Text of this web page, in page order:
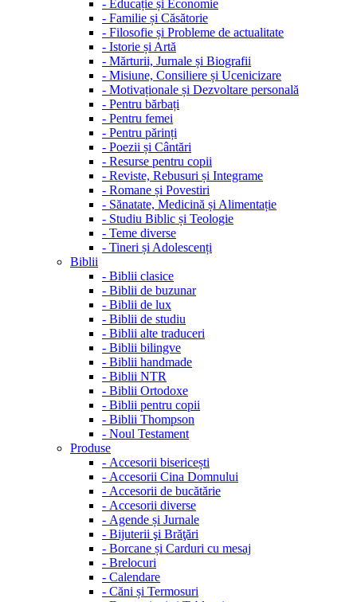
- Educație și Economie
- Familie și Căsătorie
- Filosofie și Probleme de actualitate
- Istorie și Artă
- Mărturii, Jurnale și Biografii
- Misiune, Consiliere și Ucenicizare
- Motivaționale și Dezvoltare personală
- Pentru bărbați
- Pentru femei
- Pentru părinți
- Poezii și Cântări
- Resurse pentru copii
- Reviste, Rebusuri și Integrame
- Romane și Povestiri
- Sănatate, Medicină și Alimentație
- Studiu Biblic și Teologie
- Teme diverse
- Tineri și Adolescenți
Biblii
- Biblii clasice
- Biblii de buzunar
- Biblii de lux
- Biblii de studiu
- Biblii alte traduceri
- Biblii bilingve
- Biblii handmade
- Biblii NTR
- Biblii Ortodoxe
- Biblii pentru copii
- Biblii Thompson
- Noul Testament
Produse
- Accesorii bisericești
- Accesorii Cina Domnului
- Accesorii de bucătărie
- Accesorii diverse
- Agende și Jurnale
- Bijuterii şi Brăţări
- Borcane și Carduri cu mesaj
- Brelocuri
- Calendare
- Căni și Termosuri